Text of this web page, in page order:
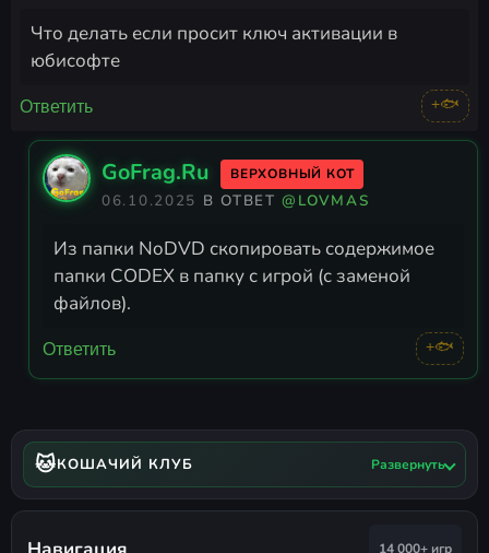
Что делать если просит ключ активации в
юбисофте
Ответить +🐟
GoFrag.Ru ВЕРХОВНЫЙ КОТ
06.10.2025 В ОТВЕТ@LOVMAS
Из папки NoDVD скопировать содержимое
папки CODEX в папку с игрой (с заменой
файлов).
Ответить +🐟
🐱КОШАЧИЙ КЛУБ Развернуть
14 000+ игр